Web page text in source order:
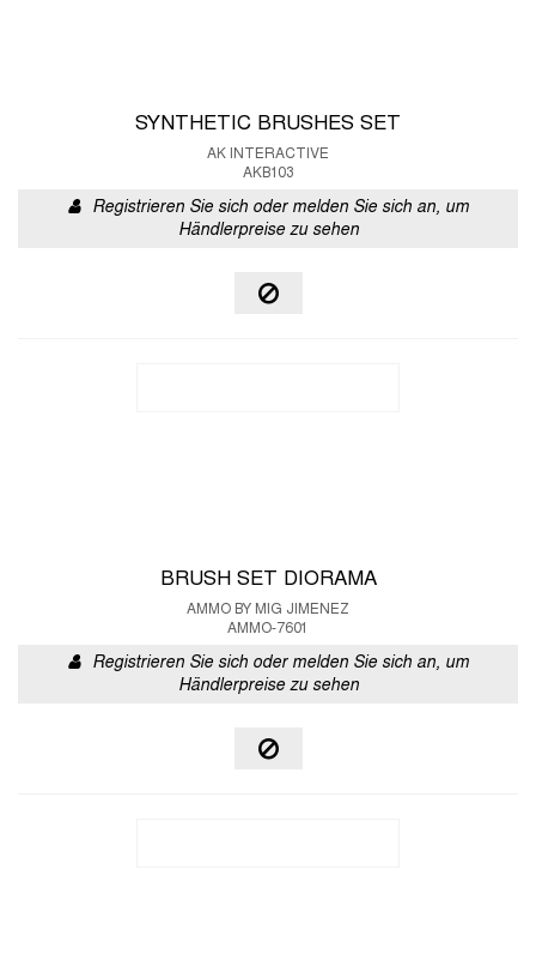
SYNTHETIC BRUSHES SET
AK INTERACTIVE
AKB103
Registrieren Sie sich oder melden Sie sich an, um
Händlerpreise zu sehen
BRUSH SET DIORAMA
AMMO BY MIG JIMENEZ
AMMO-7601
Registrieren Sie sich oder melden Sie sich an, um
Händlerpreise zu sehen